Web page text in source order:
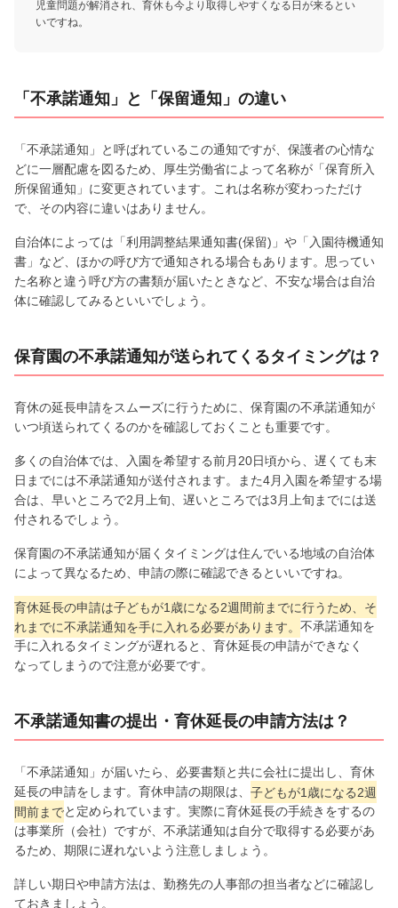
児童問題が解消され、育休も今より取得しやすくなる日が来るとい
いですね。
「不承諾通知」と「保留通知」の違い
「不承諾通知」と呼ばれているこの通知ですが、保護者の心情な
どに一層配慮を図るため、厚生労働省によって名称が「保育所入
所保留通知」に変更されています。これは名称が変わっただけ
で、その内容に違いはありません。
自治体によっては「利用調整結果通知書(保留)」や「入園待機通知
書」など、ほかの呼び方で通知される場合もあります。思ってい
た名称と違う呼び方の書類が届いたときなど、不安な場合は自治
体に確認してみるといいでしょう。
保育園の不承諾通知が送られてくるタイミングは？
育休の延長申請をスムーズに行うために、保育園の不承諾通知が
いつ頃送られてくるのかを確認しておくことも重要です。
多くの自治体では、入園を希望する前月20日頃から、遅くても末
日までには不承諾通知が送付されます。また4月入園を希望する場
合は、早いところで2月上旬、遅いところでは3月上旬までには送
付されるでしょう。
保育園の不承諾通知が届くタイミングは住んでいる地域の自治体
によって異なるため、申請の際に確認できるといいですね。
育休延長の申請は子どもが1歳になる2週間前までに行うため、そ
れまでに不承諾通知を手に入れる必要があります。 不承諾通知を
手に入れるタイミングが遅れると、育休延長の申請ができなく
なってしまうので注意が必要です。
不承諾通知書の提出・育休延長の申請方法は？
「不承諾通知」が届いたら、必要書類と共に会社に提出し、育休
延長の申請をします。育休申請の期限は、 子どもが1歳になる2週
間前までと定められています。実際に育休延長の手続きをするの
は事業所（会社）ですが、不承諾通知は自分で取得する必要があ
るため、期限に遅れないよう注意しましょう。
詳しい期日や申請方法は、勤務先の人事部の担当者などに確認し
ておきましょう。